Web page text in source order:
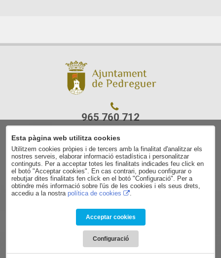
965 760 712
C/ Ajuntament, 7
03750 Pedreguer
(Alacant)
Aviso legal
Contacto
Política de cookies
Condiciones de contratación
Esta pàgina web utilitza cookies
Utilitzem cookies pròpies i de tercers amb la finalitat d'analitzar els
nostres serveis, elaborar informació estadística i personalitzar
continguts. Per a acceptar totes les finalitats indicades feu click en
el botó "Acceptar cookies". En cas contrari, podeu configurar o
rebutjar dites finalitats fen click en el botó "Configuració". Per a
obtindre més informació sobre l'ús de les cookies i els seus drets,
accediu a la nostra política de cookies .
Acceptar cookies
Configuració